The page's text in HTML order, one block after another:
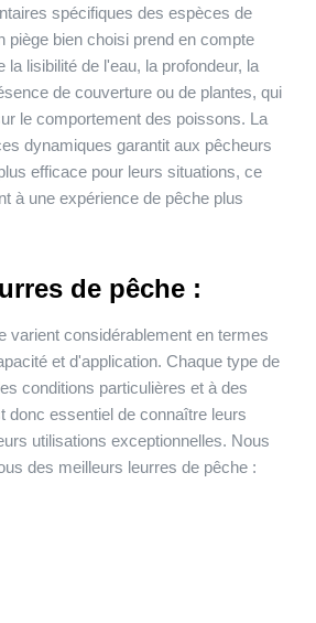
spécifiques des espèces de
piège bien choisi prend en compte
la lisibilité de l'eau, la profondeur, la
de couverture ou de plantes, qui
le comportement des poissons. La
dynamiques garantit aux pêcheurs
efficace pour leurs situations, ce
à une expérience de pêche plus
de pêche :
varient considérablement en termes
et d'application. Chaque type de
conditions particulières et à des
donc essentiel de connaître leurs
utilisations exceptionnelles. Nous
des meilleurs leurres de pêche :